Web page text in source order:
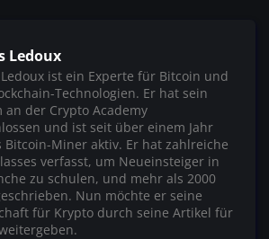
Ledoux
ist ein Experte für Bitcoin und
Technologien. Er hat sein
an der Crypto Academy
und ist seit über einem Jahr
Bitcoin-Miner aktiv. Er hat zahlreiche
verfasst, um Neueinsteiger in
zu schulen, und mehr als 2000
Nun möchte er seine
für Krypto durch seine Artikel für